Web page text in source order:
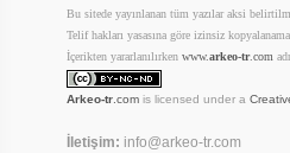
Bu sitede yayınlanan tüm yazılar aksi
Telif hakları yasasına göre izinsiz
İçerikten yararlanılırken www.arkeo-tr.com
Arkeo-tr.comis licensed under a
İletişim: info@arkeo-tr.com